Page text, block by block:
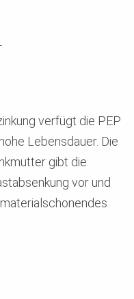
verfügt die PEP
Lebensdauer. Die
gibt die
vor und